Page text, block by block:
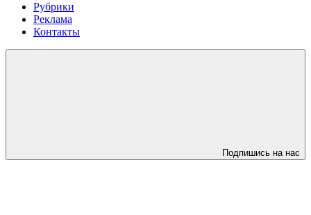
Рубрики
Реклама
Контакты
Подпишись на нас